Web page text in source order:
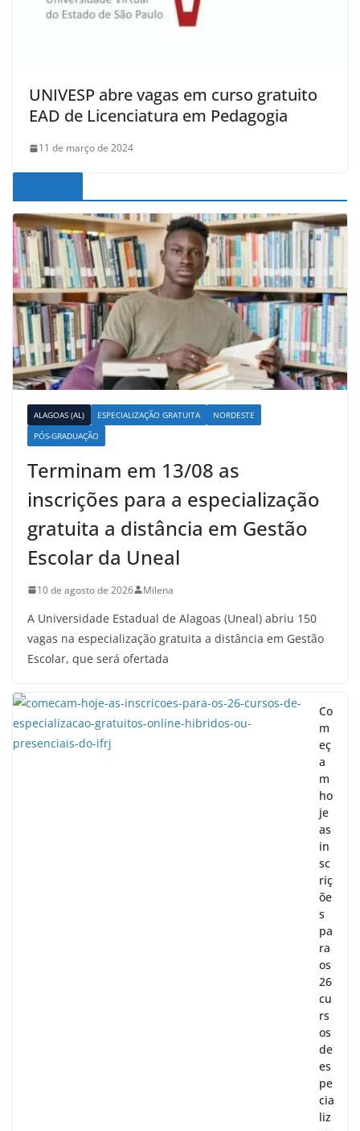
UNIVESP abre vagas em curso gratuito
EAD de Licenciatura em Pedagogia
11 de março de 2024
ALAGOAS (AL) ESPECIALIZAÇÃO GRATUITA
NORDESTE
PÓS-GRADUAÇÃO
Terminam em 13/08 as
inscrições para a especialização
gratuita a distância em Gestão
Escolar da Uneal
10 de agosto de 2026 Milena
A Universidade Estadual de Alagoas (Uneal) abriu 150
vagas na especialização gratuita a distância em Gestão
Escolar, que será ofertada
Co
m
eç
a
m
ho
je
as
in
sc
riç
õe
s
pa
ra
os
26
cu
rs
os
de
es
pe
cia
liz